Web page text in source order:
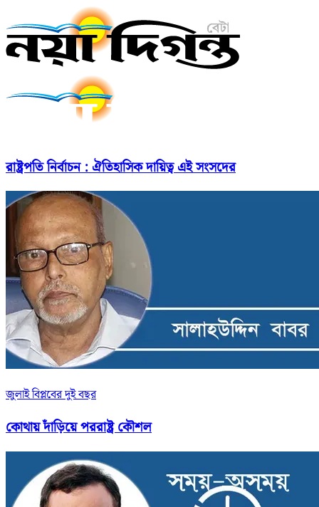
রাষ্ট্রপতি নির্বাচন : ঐতিহাসিক দায়িত্ব এই সংসদের
জুলাই বিপ্লবের দুই বছর
কোথায় দাঁড়িয়ে পররাষ্ট্র কৌশল